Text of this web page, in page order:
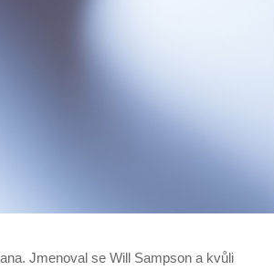
Jmenoval se Will Sampson a kvůli